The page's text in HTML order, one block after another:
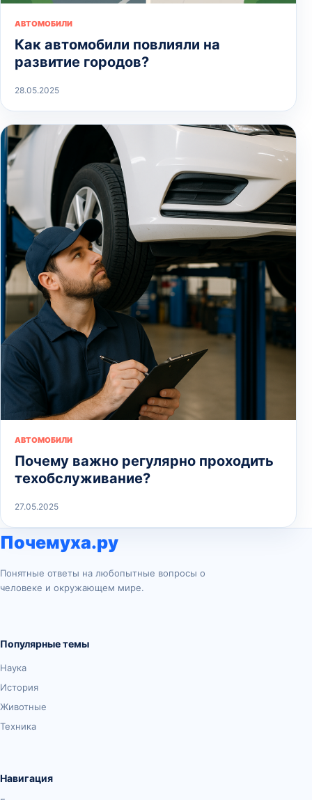
АВТОМОБИЛИ
Как автомобили повлияли на
развитие городов?
28.05.2025
АВТОМОБИЛИ
Почему важно регулярно проходить
техобслуживание?
27.05.2025
Почемуха.ру
Понятные ответы на любопытные вопросы о
человеке и окружающем мире.
Популярные темы
Наука
История
Животные
Техника
Навигация